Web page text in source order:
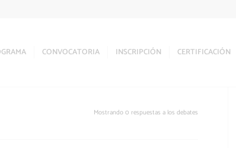
CONVOCATORIA INSCRIPCIÓN CERTIFICACIÓN
Mostrando 0 respuestas a los debates